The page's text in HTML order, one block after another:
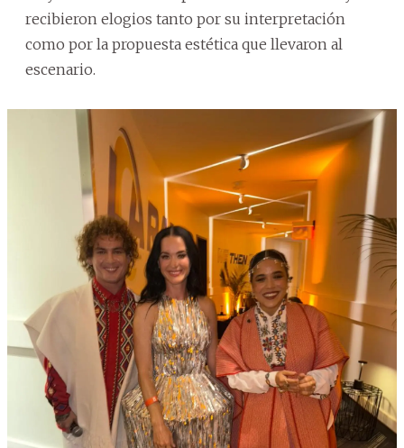
recibieron elogios tanto por su interpretación
como por la propuesta estética que llevaron al
escenario.